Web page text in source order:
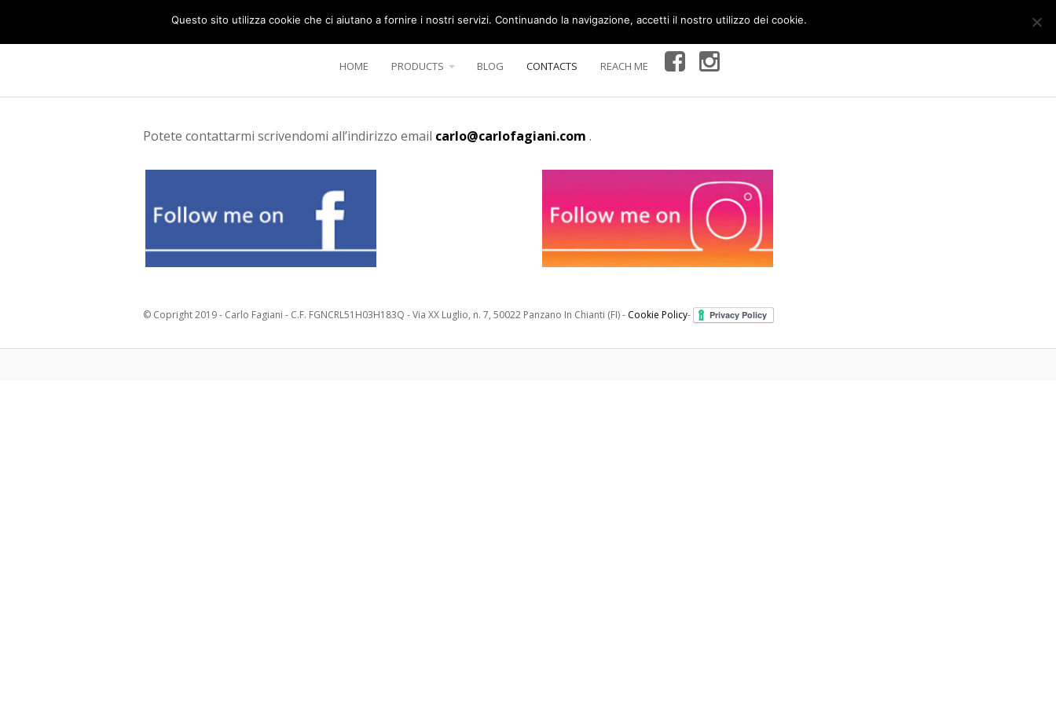
HOME PRODUCTS BLOG CONTACTS REACH ME
Potete contattarmi scrivendomi all’indirizzo email carlo@carlofagiani.com .
© Copright 2019 - Carlo Fagiani - C.F. FGNCRL51H03H183Q - Via XX Luglio, n. 7, 50022 Panzano In Chianti (FI) - Cookie Policy-
Questo sito utilizza cookie che ci aiutano a fornire i nostri servizi. Continuando la navigazione, accetti il nostro utilizzo dei cookie.